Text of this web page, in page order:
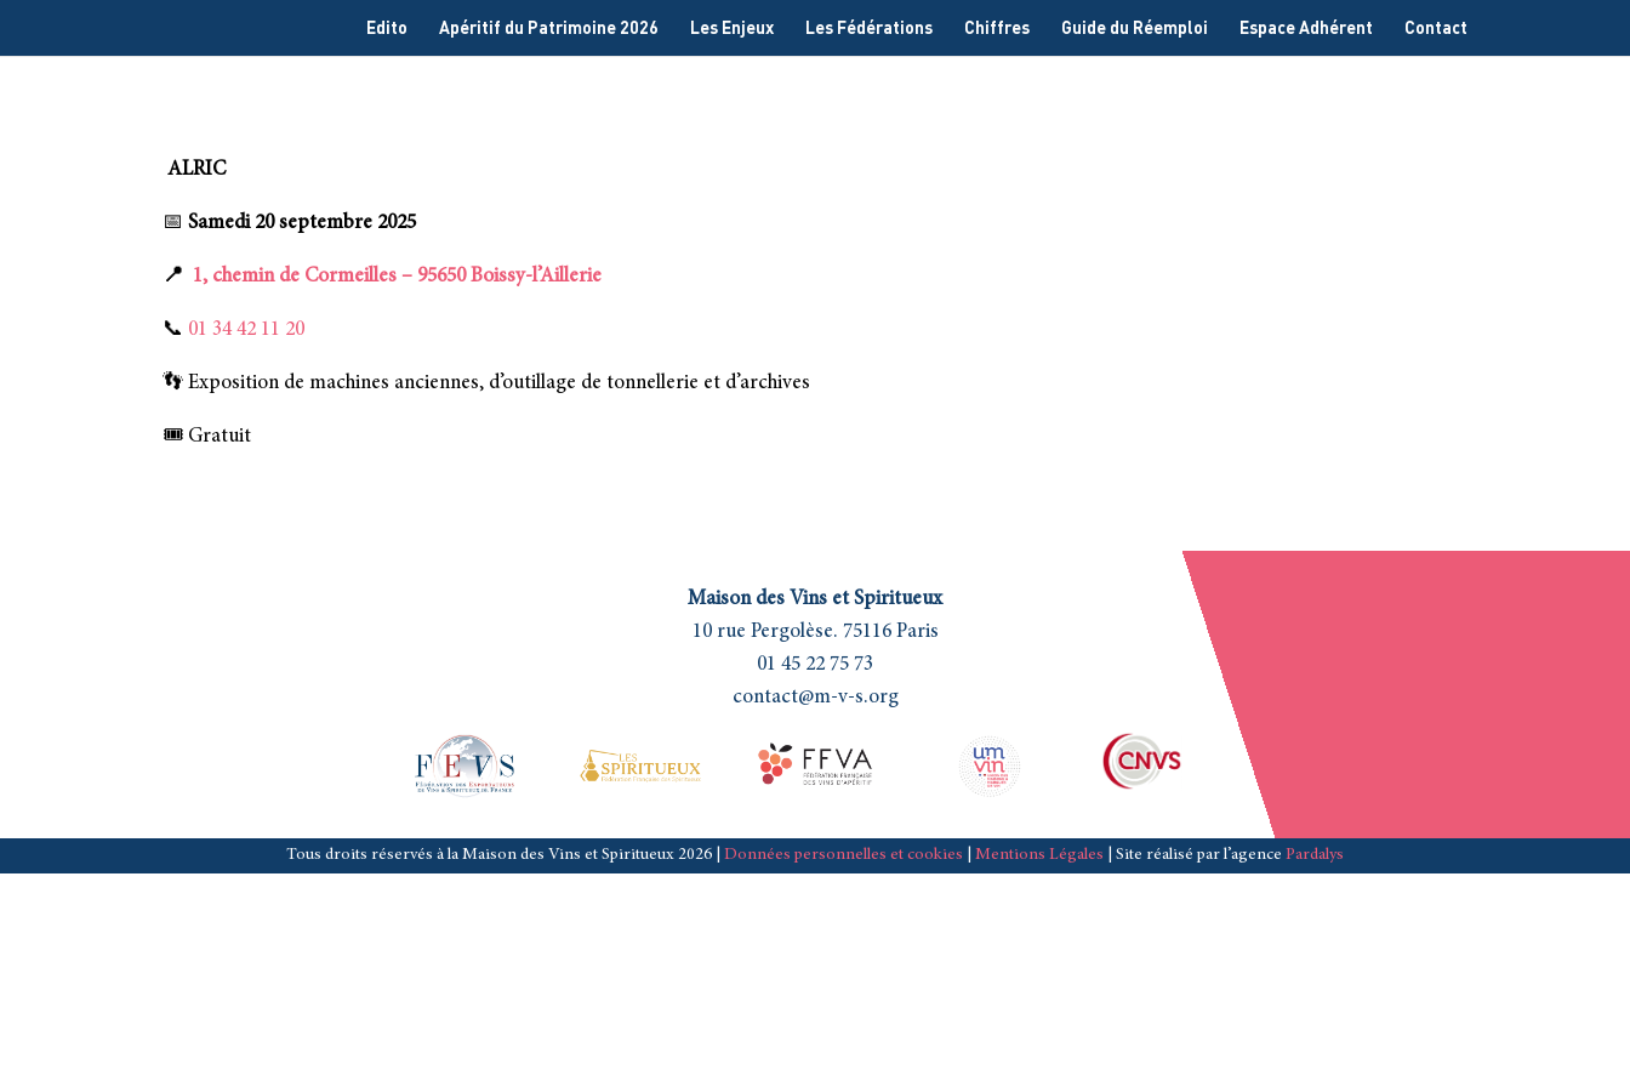
Edito Apéritif du Patrimoine 2026 Les Enjeux Les Fédérations Chiffres Guide du Réemploi Espace Adhérent Contact
ALRIC
📅Samedi 20 septembre 2025
📍 1, chemin de Cormeilles – 95650 Boissy-l’Aillerie
📞 01 34 42 11 20
👣 Exposition de machines anciennes, d’outillage de tonnellerie et d’archives
🎟️ Gratuit
Maison des Vins et Spiritueux
10 rue Pergolèse. 75116 Paris
01 45 22 75 73
contact@m-v-s.org
Tous droits réservés à la Maison des Vins et Spiritueux 2026 | Données personnelles et cookies Mentions Légales | Site réalisé par l’agence Pardalys